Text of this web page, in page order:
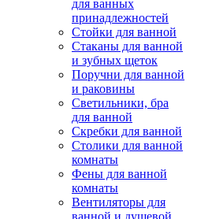
для ванных
принадлежностей
Стойки для ванной
Стаканы для ванной
и зубных щеток
Поручни для ванной
и раковины
Светильники, бра
для ванной
Скребки для ванной
Столики для ванной
комнаты
Фены для ванной
комнаты
Вентиляторы для
ванной и душевой